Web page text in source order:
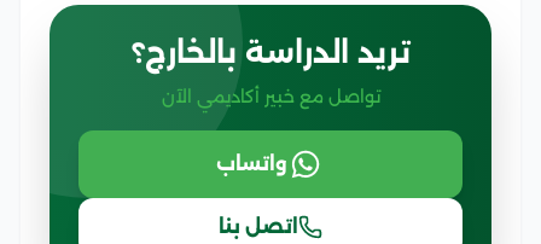
تريد الدراسة بالخارج؟
تواصل مع خبير أكاديمي الآن
واتساب
اتصل بنا